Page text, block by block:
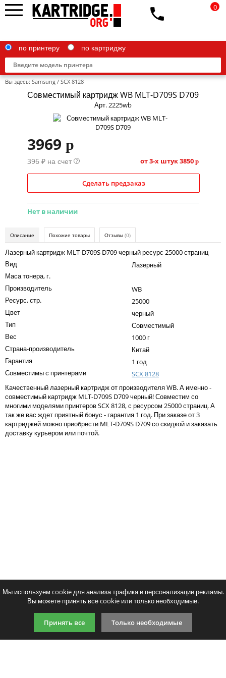
Canon
Epson
IBM
Kodak
Konica Minolta
Lexmark
OKI
Samsung
Sharp
Toshiba
Xerox
Для франкировальной машины
по принтеру по картриджу
0
Вы здесь: Samsung / SCX 8128
Совместимый картридж WB MLT-D709S D709
Арт. 2225wb
3969 p
396 ₽ на счет ? от 3-х штук3850 p
Сделать предзаказ
Нет в наличии
Описание Похожие товары Отзывы (0)
Лазерный картридж MLT-D709S D709 черный ресурс 25000 страниц
Вид
Лазерный
Маса тонера, г.
Производитель
WB
Ресурс, стр.
25000
Цвет
черный
Тип
Совместимый
Вес
1000 г
Страна-производитель
Китай
Гарантия
1 год
Совместимы с принтерами
SCX 8128
Качественный лазерный картридж от производителя WB. А именно -
совместимый картридж MLT-D709S D709 черный! Совместим со
многими моделями принтеров SCX 8128, с ресурсом 25000 страниц. А
так же вас ждет приятный бонус - гарантия 1 год. При заказе от 3
картриджей можно приобрести MLT-D709S D709 со скидкой и заказать
доставку курьером или почтой.
Плохо
Хорошо
Введите код, указанный на картинке:
Мы используем cookie для анализа трафика и персонализации рекламы.
Вы можете принять все cookie или только необходимые.
Принять все Только необходимые